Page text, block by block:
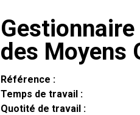
des Moyens
Référence :
Temps de travail :
Quotité de travail :